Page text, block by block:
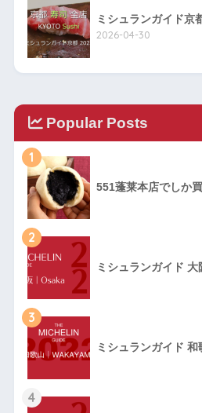
ミシュランガイド京
2026-04-30
Popular Posts
1
551蓬莱本店でしか
2
ミシュランガイド
3
ミシュランガイド
4